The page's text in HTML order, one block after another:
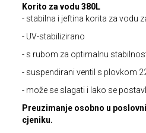
Korito za vodu 380L
- stabilna i jeftina korita za vodu
- UV-stabilizirano
- s rubom za optimalnu
- suspendirani ventil s plovkom
- može se slagati i lako se
Preuzimanje osobno u
cjeniku.